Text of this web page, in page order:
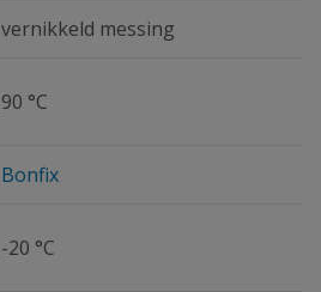
vernikkeld messing
90 °C
Bonfix
-20 °C